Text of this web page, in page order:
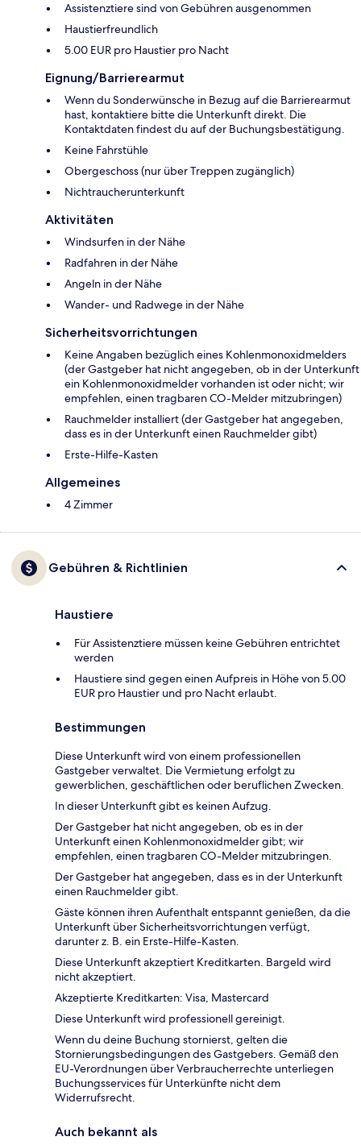
Assistenztiere sind von Gebühren ausgenommen
Haustierfreundlich
5.00 EUR pro Haustier pro Nacht
Eignung/Barrierearmut
Wenn du Sonderwünsche in Bezug auf die Barrierearmut
hast, kontaktiere bitte die Unterkunft direkt. Die
Kontaktdaten findest du auf der Buchungsbestätigung.
Keine Fahrstühle
Obergeschoss (nur über Treppen zugänglich)
Nichtraucherunterkunft
Aktivitäten
Windsurfen in der Nähe
Radfahren in der Nähe
Angeln in der Nähe
Wander- und Radwege in der Nähe
Sicherheitsvorrichtungen
Keine Angaben bezüglich eines Kohlenmonoxidmelders
(der Gastgeber hat nicht angegeben, ob in der Unterkunft
ein Kohlenmonoxidmelder vorhanden ist oder nicht; wir
empfehlen, einen tragbaren CO-Melder mitzubringen)
Rauchmelder installiert (der Gastgeber hat angegeben,
dass es in der Unterkunft einen Rauchmelder gibt)
Ers­te-Hil­fe-Kas­ten
Allgemeines
4 Zimmer
Gebühren & Richtlinien
Haustiere
Für Assistenztiere müssen keine Gebühren entrichtet
werden
Haustiere sind gegen einen Aufpreis in Höhe von 5.00
EUR pro Haustier und pro Nacht erlaubt.
Bestimmungen
Diese Unterkunft wird von einem professionellen
Gastgeber verwaltet. Die Vermietung erfolgt zu
gewerblichen, geschäftlichen oder beruflichen Zwecken.
In dieser Unterkunft gibt es keinen Aufzug.
Der Gastgeber hat nicht angegeben, ob es in der
Unterkunft einen Kohlenmonoxidmelder gibt; wir
empfehlen, einen tragbaren CO-Melder mitzubringen.
Der Gastgeber hat angegeben, dass es in der Unterkunft
einen Rauchmelder gibt.
Gäste können ihren Aufenthalt entspannt genießen, da die
Unterkunft über Sicherheitsvorrichtungen verfügt,
darunter z. B. ein Erste-Hilfe-Kasten.
Diese Unterkunft akzeptiert Kreditkarten. Bargeld wird
nicht akzeptiert.
Akzeptierte Kreditkarten: Visa, Mastercard
Diese Unterkunft wird professionell gereinigt.
Wenn du deine Buchung stornierst, gelten die
Stornierungsbedingungen des Gastgebers. Gemäß den
EU-Verordnungen über Verbraucherrechte unterliegen
Buchungsservices für Unterkünfte nicht dem
Widerrufsrecht.
Auch bekannt als